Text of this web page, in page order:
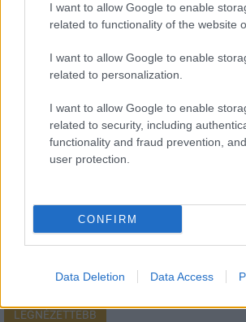
I want to allow Google to enable
related to functionality of the website
I want to allow Google to enable
related to personalization.
I want to allow Google to enable
related to security, including
functionality and fraud prevention,
user protection.
CONFIRM
Data Deletion Data Access
E-mail cím
szabályzatot!
FELIRATKOZÁS
LEGNÉZETTEBB